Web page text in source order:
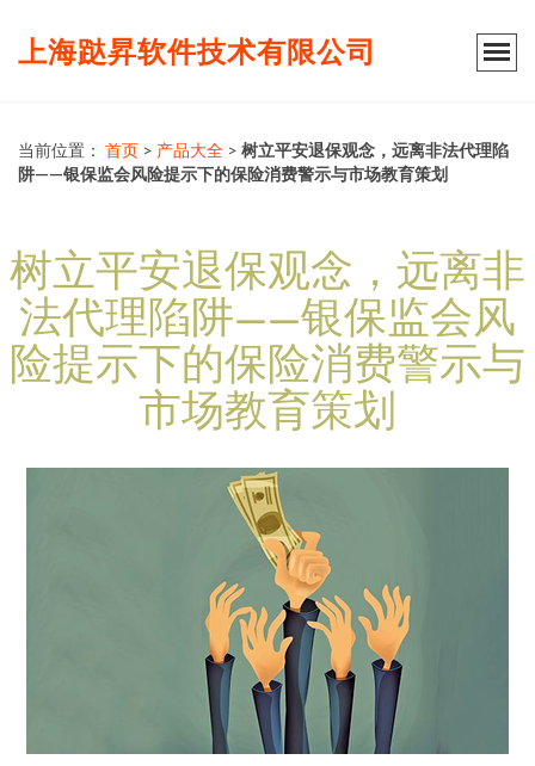
上海跶昇软件技术有限公司
当前位置： 首页 > 产品大全 > 树立平安退保观念，远离非法代理陷
阱——银保监会风险提示下的保险消费警示与市场教育策划
树立平安退保观念，远离非
法代理陷阱——银保监会风
险提示下的保险消费警示与
市场教育策划